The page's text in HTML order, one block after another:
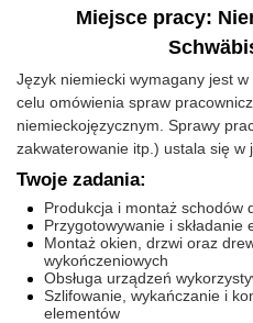
Miejsce pracy:
Język niemiecki wymagany jest
celu omówienia spraw
niemieckojęzycznym. Sprawy
zakwaterowanie itp.) ustala się w
Twoje zadania:
Produkcja i montaż schodów
Przygotowywanie i
Montaż okien, drzwi oraz
wykończeniowych
Obsługa urządzeń
Szlifowanie, wykańczanie i
elementów